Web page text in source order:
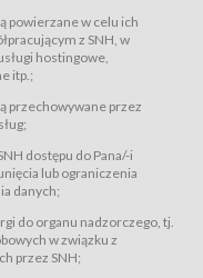
ustawy z dnia 18 lipca
(Dz.U. z 2002 r., Nr 144, poz.
Usługobiorców materiałów
w Serwisie,
Karnetów i Biletów,
w Sklepie.
elektroniczną (Dz.U. z 2002
są nieodpłatnie.
do Serwisu jest otwarty dla
powierzane w celu ich
z SNH, w
hostingowe,
itp.;
przechowywane przez
dostępu do Pana/-i
lub ograniczenia
danych;
do organu nadzorczego, tj.
w związku z
przez SNH;